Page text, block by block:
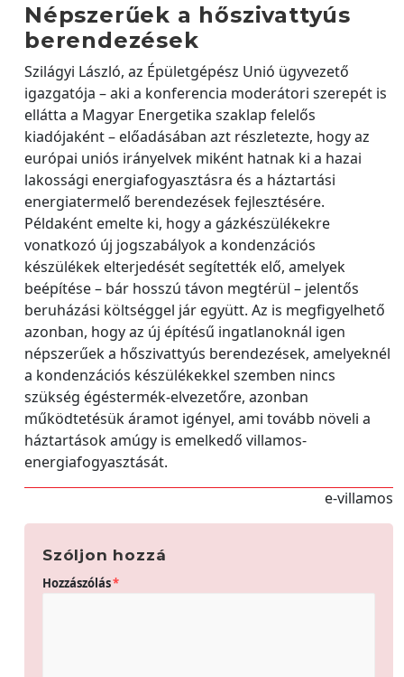
Népszerűek a hőszivattyús
berendezések
Szilágyi László, az Épületgépész Unió ügyvezető
igazgatója – aki a konferencia moderátori szerepét is
ellátta a Magyar Energetika szaklap felelős
kiadójaként – előadásában azt részletezte, hogy az
európai uniós irányelvek miként hatnak ki a hazai
lakossági energiafogyasztásra és a háztartási
energiatermelő berendezések fejlesztésére.
Példaként emelte ki, hogy a gázkészülékekre
vonatkozó új jogszabályok a kondenzációs
készülékek elterjedését segítették elő, amelyek
beépítése – bár hosszú távon megtérül – jelentős
beruházási költséggel jár együtt. Az is megfigyelhető
azonban, hogy az új építésű ingatlanoknál igen
népszerűek a hőszivattyús berendezések, amelyeknél
a kondenzációs készülékekkel szemben nincs
szükség égéstermék-elvezetőre, azonban
működtetésük áramot igényel, ami tovább növeli a
háztartások amúgy is emelkedő villamos-
energiafogyasztását.
e-villamos
Szóljon hozzá
Hozzászólás*